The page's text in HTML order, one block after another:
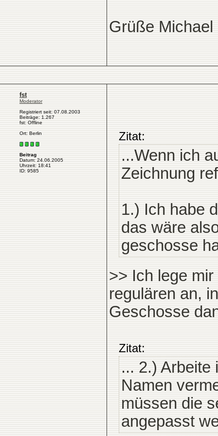
Grüße Michael
fst
Moderator
Registriert seit: 07.08.2003
Beiträge: 1.267
fst: Offline
Ort: Berlin
Beitrag
Datum: 24.06.2005
Uhrzeit: 18:41
ID: 9585
Zitat:
...Wenn ich
Zeichnung
1.) Ich habe
das wäre
geschosse
>> Ich lege
regulären an,
Geschosse
Zitat:
... 2.) Arbeite
Namen
müssen die
angepasst